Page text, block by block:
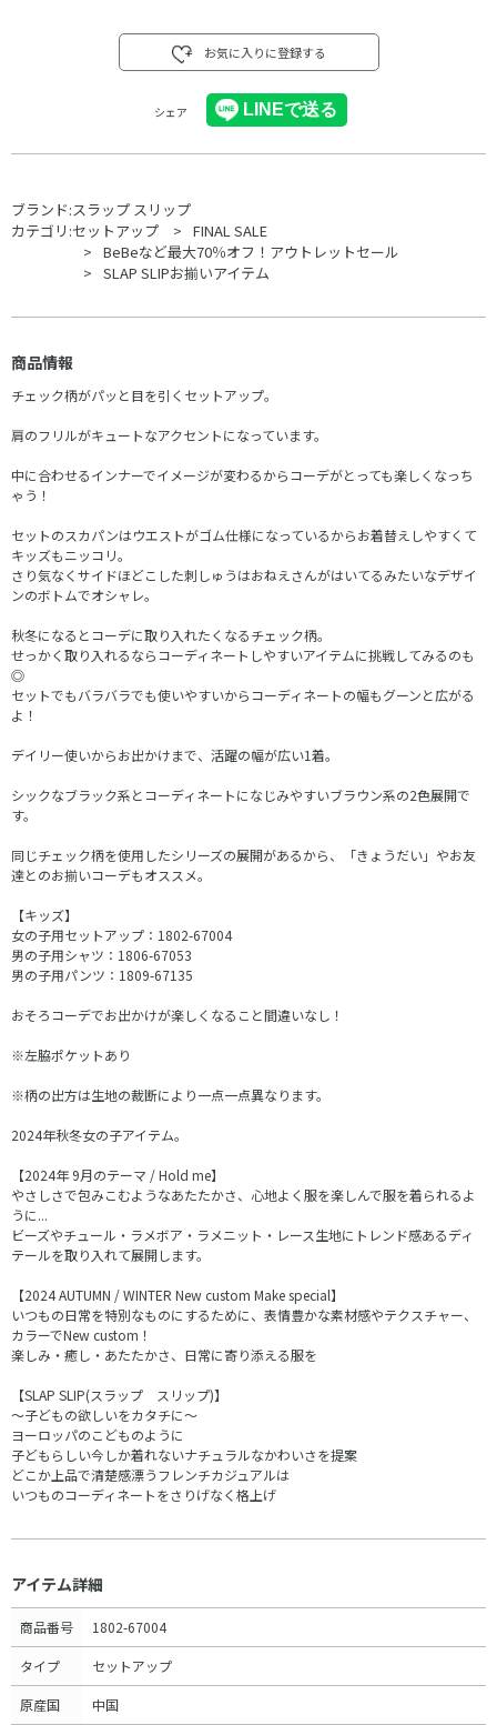
お気に入りに登録する
シェア
ブランド:スラップ スリップ
カテゴリ:セットアップ
FINAL SALE
BeBeなど最大70％オフ！アウトレットセール
SLAP SLIPお揃いアイテム
商品情報
チェック柄がパッと目を引くセットアップ。
肩のフリルがキュートなアクセントになっています。
中に合わせるインナーでイメージが変わるからコーデがとっても楽しくなっち
ゃう！
セットのスカパンはウエストがゴム仕様になっているからお着替えしやすくて
キッズもニッコリ。
さり気なくサイドほどこした刺しゅうはおねえさんがはいてるみたいなデザイ
ンのボトムでオシャレ。
秋冬になるとコーデに取り入れたくなるチェック柄。
せっかく取り入れるならコーディネートしやすいアイテムに挑戦してみるのも
◎
セットでもバラバラでも使いやすいからコーディネートの幅もグーンと広がる
よ！
デイリー使いからお出かけまで、活躍の幅が広い1着。
シックなブラック系とコーディネートになじみやすいブラウン系の2色展開で
す。
同じチェック柄を使用したシリーズの展開があるから、「きょうだい」やお友
達とのお揃いコーデもオススメ。
【キッズ】
女の子用セットアップ：1802-67004
男の子用シャツ：1806-67053
男の子用パンツ：1809-67135
おそろコーデでお出かけが楽しくなること間違いなし！
※左脇ポケットあり
※柄の出方は生地の裁断により一点一点異なります。
2024年秋冬女の子アイテム。
【2024年 9月のテーマ / Hold me】
やさしさで包みこむようなあたたかさ、心地よく服を楽しんで服を着られるよ
うに...
ビーズやチュール・ラメボア・ラメニット・レース生地にトレンド感あるディ
テールを取り入れて展開します。
【2024 AUTUMN / WINTER New custom Make special】
いつもの日常を特別なものにするために、表情豊かな素材感やテクスチャー、
カラーでNew custom！
楽しみ・癒し・あたたかさ、日常に寄り添える服を
【SLAP SLIP(スラップ スリップ)】
～子どもの欲しいをカタチに～
ヨーロッパのこどものように
子どもらしい今しか着れないナチュラルなかわいさを提案
どこか上品で清楚感漂うフレンチカジュアルは
いつものコーディネートをさりげなく格上げ
アイテム詳細
商品番号 1802-67004
タイプ セットアップ
原産国 中国